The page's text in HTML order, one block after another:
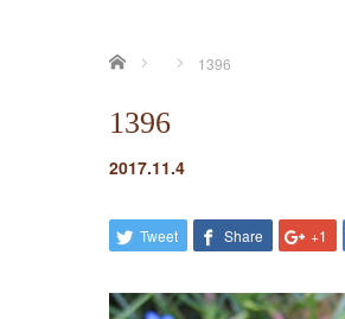
ホーム 1396
1396
2017.11.4
Tweet Share +1